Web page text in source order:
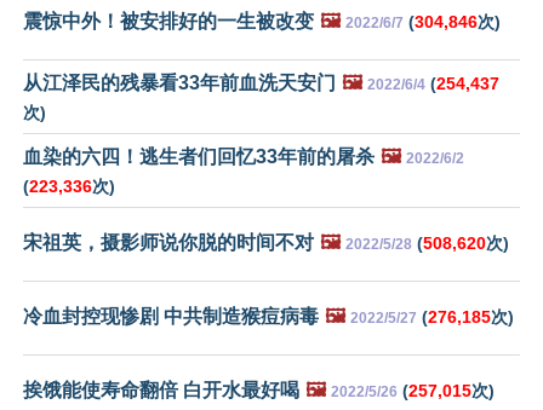
震惊中外！被安排好的一生被改变 🖼️ 2022/6/7 (304,846次)
从江泽民的残暴看33年前血洗天安门 🖼️ 2022/6/4 (254,437
次)
血染的六四！逃生者们回忆33年前的屠杀 🖼️ 2022/6/2
(223,336次)
宋祖英，摄影师说你脱的时间不对 🖼️ 2022/5/28 (508,620次)
冷血封控现惨剧 中共制造猴痘病毒 🖼️ 2022/5/27 (276,185次)
挨饿能使寿命翻倍 白开水最好喝 🖼️ 2022/5/26 (257,015次)